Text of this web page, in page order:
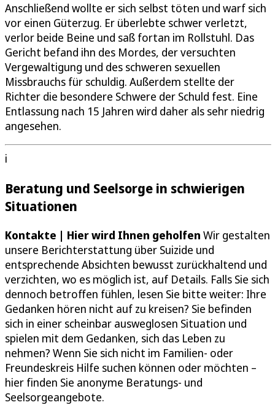
Anschließend wollte er sich selbst töten und warf sich
vor einen Güterzug. Er überlebte schwer verletzt,
verlor beide Beine und saß fortan im Rollstuhl. Das
Gericht befand ihn des Mordes, der versuchten
Vergewaltigung und des schweren sexuellen
Missbrauchs für schuldig. Außerdem stellte der
Richter die besondere Schwere der Schuld fest. Eine
Entlassung nach 15 Jahren wird daher als sehr niedrig
angesehen.
i
Beratung und Seelsorge in schwierigen
Situationen
Kontakte | Hier wird Ihnen geholfen Wir gestalten
unsere Berichterstattung über Suizide und
entsprechende Absichten bewusst zurückhaltend und
verzichten, wo es möglich ist, auf Details. Falls Sie sich
dennoch betroffen fühlen, lesen Sie bitte weiter: Ihre
Gedanken hören nicht auf zu kreisen? Sie befinden
sich in einer scheinbar ausweglosen Situation und
spielen mit dem Gedanken, sich das Leben zu
nehmen? Wenn Sie sich nicht im Familien- oder
Freundeskreis Hilfe suchen können oder möchten –
hier finden Sie anonyme Beratungs- und
Seelsorgeangebote.